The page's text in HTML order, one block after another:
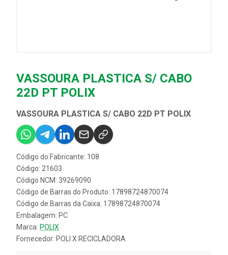
VASSOURA PLASTICA S/ CABO
22D PT POLIX
VASSOURA PLASTICA S/ CABO 22D PT POLIX
Código do Fabricante: 108
Código: 21603
Código NCM: 39269090
Código de Barras do Produto: 17898724870074
Código de Barras da Caixa: 17898724870074
Embalagem: PC
Marca: POLIX
Fornecedor: POLI X RECICLADORA